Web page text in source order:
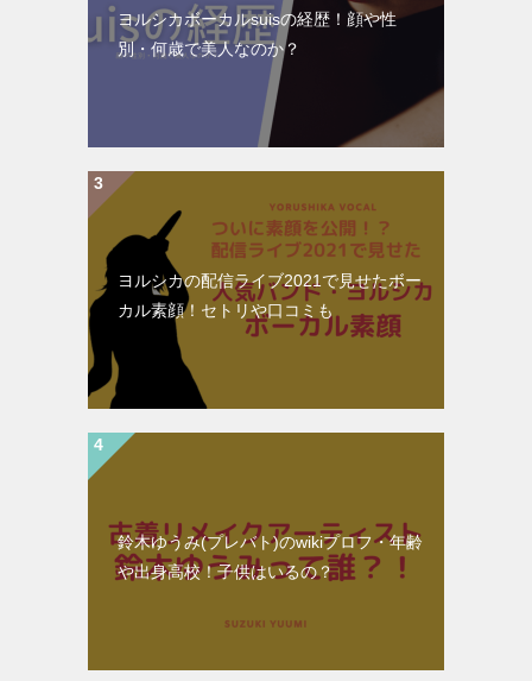
ヨルシカボーカルsuisの経歴！顔や性
別・何歳で美人なのか？
ヨルシカの配信ライブ2021で見せたボー
カル素顔！セトリや口コミも
鈴木ゆうみ(プレバト)のwikiプロフ・年齢
や出身高校！子供はいるの？